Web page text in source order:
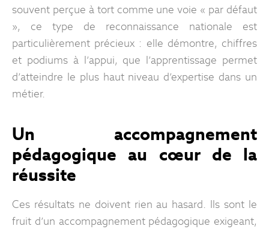
souvent perçue à tort comme une voie « par défaut
», ce type de reconnaissance nationale est
particulièrement précieux : elle démontre, chiffres
et podiums à l’appui, que l’apprentissage permet
d’atteindre le plus haut niveau d’expertise dans un
métier.
Un accompagnement
pédagogique au cœur de la
réussite
Ces résultats ne doivent rien au hasard. Ils sont le
fruit d’un accompagnement pédagogique exigeant,